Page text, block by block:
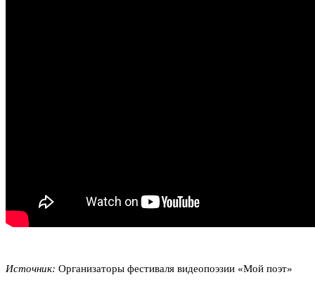
Источник: Организаторы фестиваля видеопоэзии «Мой поэт»